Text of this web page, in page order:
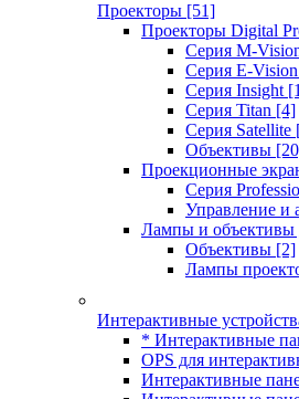
Проекторы [51]
Проекторы Digital
Серия M-
Серия E-Vision
Серия Insight
Серия Titan [4]
Серия Satellite
Объективы
Проекционные
Серия
Управление и
Лампы и объективы
Объективы [2]
Лампы
Интерактивные
* Интерактивные
OPS для
Интерактивные